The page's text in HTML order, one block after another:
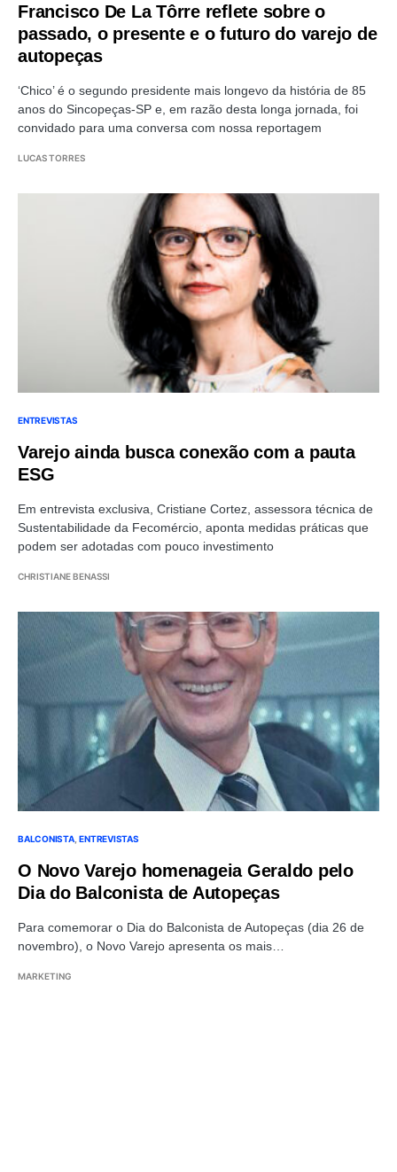
Francisco De La Tôrre reflete sobre o
passado, o presente e o futuro do varejo de
autopeças
‘Chico’ é o segundo presidente mais longevo da história de 85
anos do Sincopeças-SP e, em razão desta longa jornada, foi
convidado para uma conversa com nossa reportagem
LUCAS TORRES
ENTREVISTAS
Varejo ainda busca conexão com a pauta
ESG
Em entrevista exclusiva, Cristiane Cortez, assessora técnica de
Sustentabilidade da Fecomércio, aponta medidas práticas que
podem ser adotadas com pouco investimento
CHRISTIANE BENASSI
BALCONISTA ENTREVISTAS
O Novo Varejo homenageia Geraldo pelo
Dia do Balconista de Autopeças
Para comemorar o Dia do Balconista de Autopeças (dia 26 de
novembro), o Novo Varejo apresenta os mais…
MARKETING